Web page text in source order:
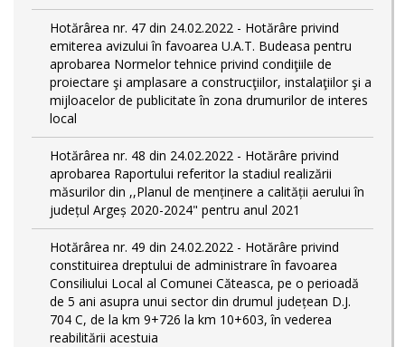
Hotărârea nr. 47 din 24.02.2022 - Hotărâre privind
emiterea avizului în favoarea U.A.T. Budeasa pentru
aprobarea Normelor tehnice privind condiţiile de
proiectare şi amplasare a construcţiilor, instalaţiilor şi a
mijloacelor de publicitate în zona drumurilor de interes
local
Hotărârea nr. 48 din 24.02.2022 - Hotărâre privind
aprobarea Raportului referitor la stadiul realizării
măsurilor din ,,Planul de menținere a calității aerului în
județul Argeș 2020-2024" pentru anul 2021
Hotărârea nr. 49 din 24.02.2022 - Hotărâre privind
constituirea dreptului de administrare în favoarea
Consiliului Local al Comunei Căteasca, pe o perioadă
de 5 ani asupra unui sector din drumul județean D.J.
704 C, de la km 9+726 la km 10+603, în vederea
reabilitării acestuia